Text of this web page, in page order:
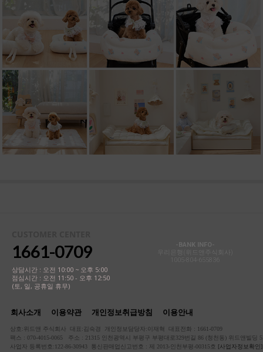
1661-0709
상담시간 : 오전 10:00 ~ 오후 5:00
점심시간 : 오전 11:50 - 오후 12:50
(토, 일, 공휴일 휴무)
-BANK INFO-
우리은행(위드앤주식회사)
1005-804-655836
회사소개 이용약관 개인정보취급방침 이용안내
상호:위드앤 주식회사 대표:김숙경 개인정보담당자:이재혁 대표전화 : 1661-0709
팩스 : 070-4015-0065 주소 : 21315 인천광역시 부평구 부평대로329번길 86 (청천동) 위드앤빌딩
사업자 등록번호:122-86-30943 통신판매업신고번호 : 제 2013-인천부평-00315호 [사업자정보확인]